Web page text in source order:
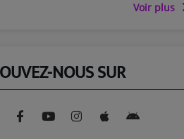
Voir plus
NOUS SUR